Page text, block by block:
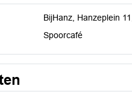
BijHanz, Hanzeplein
Spoorcafé